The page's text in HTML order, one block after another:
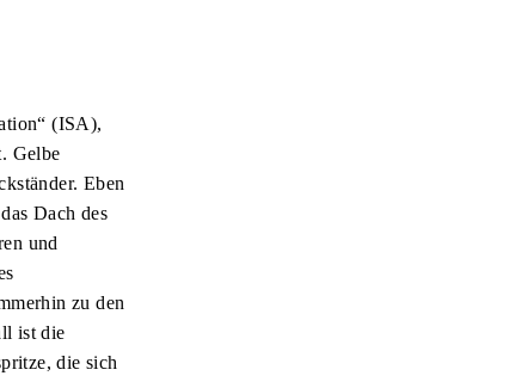
(ISA),
Gelbe
Eben
Dach des
und
zu den
ist die
die sich